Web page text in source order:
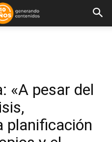
«A pesar del
planificación